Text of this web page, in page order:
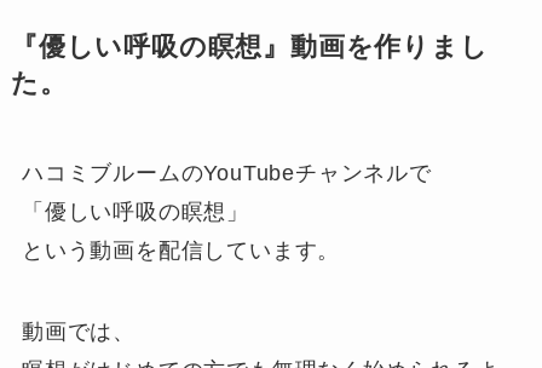
『優しい呼吸の瞑想』動画を作りまし
た。
ハコミブルームのYouTubeチャンネルで
「優しい呼吸の瞑想」
という動画を配信しています。
動画では、